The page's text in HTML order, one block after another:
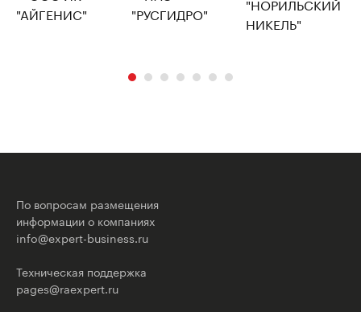
По вопросам размещения
информации о компаниях
info@expert-business.ru
Техническая поддержка
pages@raexpert.ru